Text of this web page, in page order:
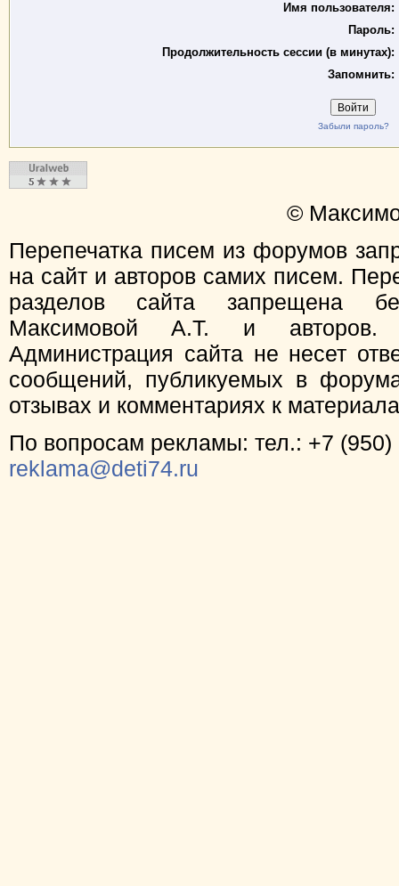
Имя пользователя:
Пароль:
Продолжительность сессии (в минутах):
Запомнить:
Забыли пароль?
©
Перепечатка писем из форумов
на сайт и авторов самих писем.
разделов сайта запрещена
Максимовой А.Т. и
Администрация сайта не несет
сообщений, публикуемых в
отзывах и комментариях к
По вопросам рекламы: тел.: +7 (950)
reklama@deti74.ru